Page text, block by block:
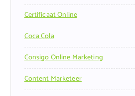
Certificaat Online
Coca Cola
Consigo Online Marketing
Content Marketeer